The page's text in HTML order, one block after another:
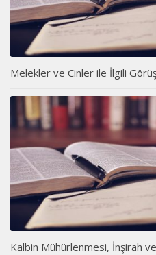
Melekler ve Cinler ile İlgili
Kalbin Mühürlenmesi, İnşirah